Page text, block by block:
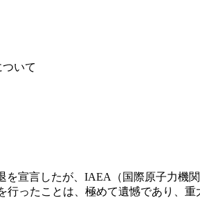
いて
を宣言したが、IAEA（国際原子力
ったことは、極めて遺憾であり、重